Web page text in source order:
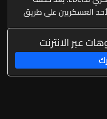
العسكريين على طريق
(بعلبك) على أثر خلاف
الجيش بملاحقتهم ونفّذ
لتوقيفهم فأُفرج عن
المخطوف والوحدات
على توقيف الخاطفين
عبر الانترنت